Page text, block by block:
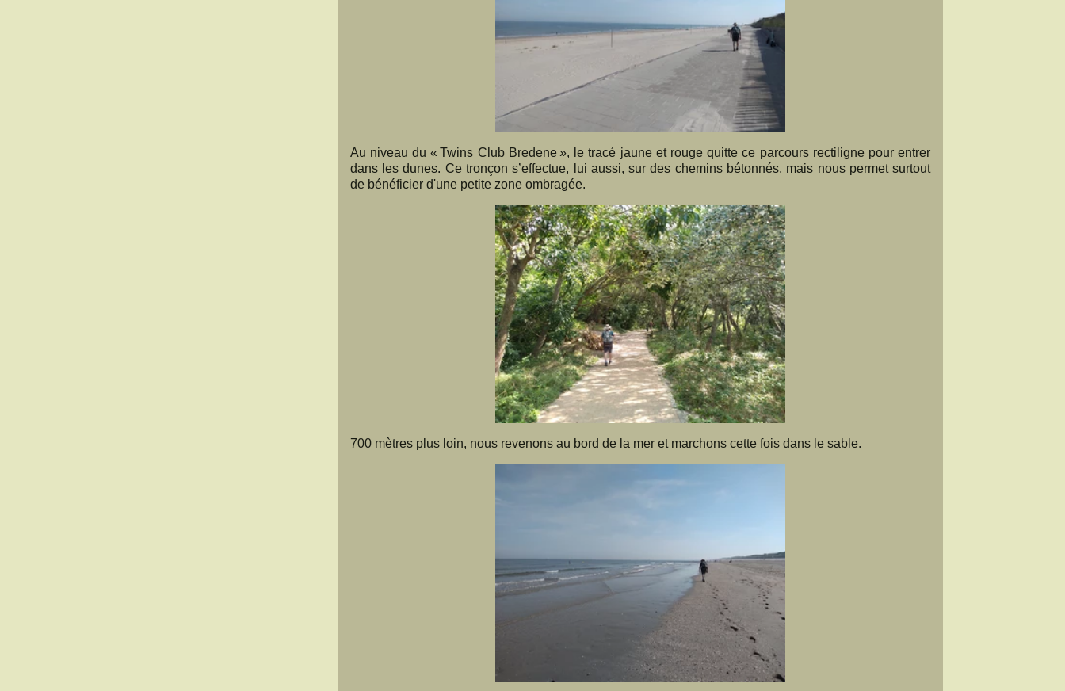
Au niveau du « Twins Club Bredene », le tracé jaune et rouge quitte ce parcours rectiligne pour entrer
dans les dunes. Ce tronçon s’effectue, lui aussi, sur des chemins bétonnés, mais nous permet surtout
de bénéficier d'une petite zone ombragée.
700 mètres plus loin, nous revenons au bord de la mer et marchons cette fois dans le sable.